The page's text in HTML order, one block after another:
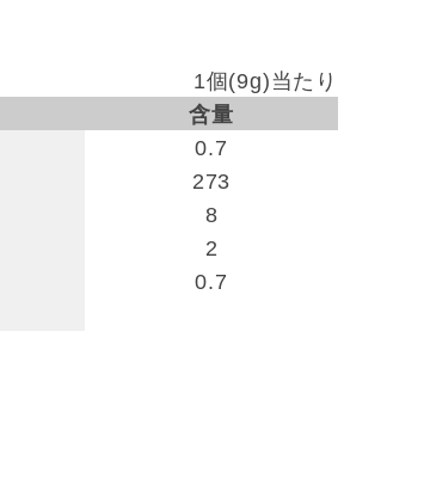
1個(9g)当たり
含量
0.7
273
8
2
0.7